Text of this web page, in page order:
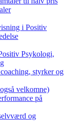
i Positiv
Psykologi,
styrker og
velkomne)
på
og